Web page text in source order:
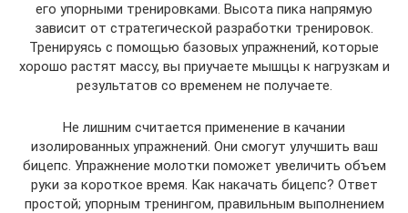
его упорными тренировками. Высота пика напрямую
зависит от стратегической разработки тренировок.
Тренируясь с помощью базовых упражнений, которые
хорошо растят массу, вы приучаете мышцы к нагрузкам и
результатов со временем не получаете.
Не лишним считается применение в качании
изолированных упражнений. Они смогут улучшить ваш
бицепс. Упражнение молотки поможет увеличить объем
руки за короткое время. Как накачать бицепс? Ответ
простой; упорным тренингом, правильным выполнением